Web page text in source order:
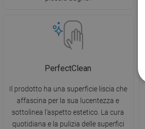
PerfectClean
Il prodotto ha una superficie liscia che
affascina per la sua lucentezza e
sottolinea l'aspetto estetico. La cura
quotidiana e la pulizia delle superfici